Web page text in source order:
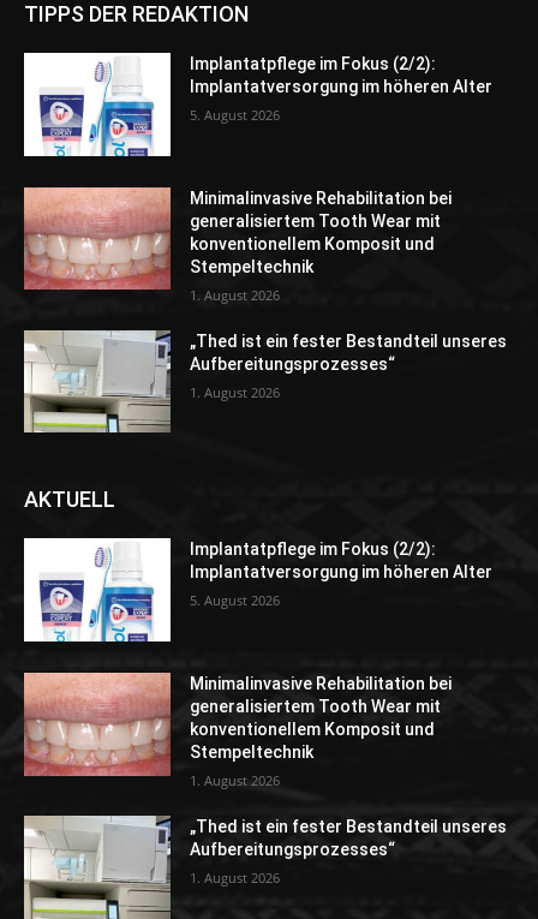
TIPPS DER REDAKTION
Implantatpflege im Fokus (2/2):
Implantatversorgung im höheren Alter
5. August 2026
Minimalinvasive Rehabilitation bei
generalisiertem Tooth Wear mit
konventionellem Komposit und
Stempeltechnik
1. August 2026
„Thed ist ein fester Bestandteil unseres
Aufbereitungsprozesses“
1. August 2026
AKTUELL
Implantatpflege im Fokus (2/2):
Implantatversorgung im höheren Alter
5. August 2026
Minimalinvasive Rehabilitation bei
generalisiertem Tooth Wear mit
konventionellem Komposit und
Stempeltechnik
1. August 2026
„Thed ist ein fester Bestandteil unseres
Aufbereitungsprozesses“
1. August 2026